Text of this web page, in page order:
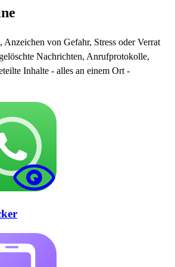
von Gefahr, Stress oder Verrat
Nachrichten, Anrufprotokolle,
Inhalte - alles an einem Ort -